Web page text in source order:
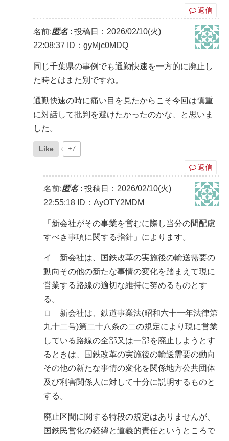
返信
名前:匿名: 投稿日：2026/02/10(火)
22:08:37
ID：gyMjc0MDQ
同じ千葉県の事例でも通勤快速を一方的に廃止し
た時とはまた別ですね。
通勤快速の時に痛い目を見たからこそ今回は慎重
に対話して批判を避けたかったのかな、と思いま
した。
Like +7
返信
名前:匿名: 投稿日：2026/02/10(火)
22:55:18 ID：AyOTY2MDM
「新会社がその事業を営むに際し当分の間配慮
すべき事項に関する指針」によります。
イ 新会社は、国鉄改革の実施後の輸送需要の
動向その他の新たな事情の変化を踏まえて現に
営業する路線の適切な維持に努めるものとす
る。
ロ 新会社は、鉄道事業法(昭和六十一年法律第
九十二号)第二十八条の二の規定により現に営業
している路線の全部又は一部を廃止しようとす
るときは、国鉄改革の実施後の輸送需要の動向
その他の新たな事情の変化を関係地方公共団体
及び利害関係人に対して十分に説明するものと
する。
廃止区間に関する特段の規定はありませんが、
国鉄民営化の経緯と道義的責任というところで